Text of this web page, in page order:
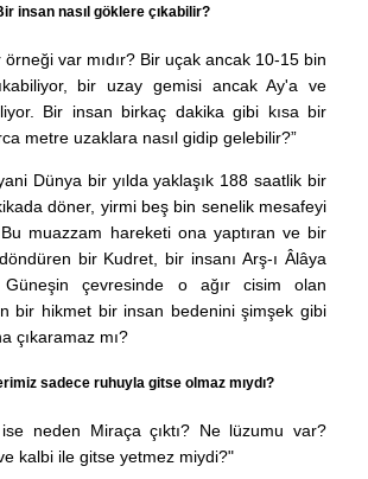
insan nasıl göklere çıkabilir?
örneği var mıdır? Bir uçak ancak 10-15 bin
bir uzay gemisi ancak Ay'a ve
Bir insan birkaç dakika gibi kısa bir
metre uzaklara nasıl gidip gelebilir?”
Dünya bir yılda yaklaşık 188 saatlik bir
döner, yirmi beş bin senelik mesafeyi
muazzam hareketi ona yaptıran ve bir
bir Kudret, bir insanı Arş-ı Âlâya
çevresinde o ağır cisim olan
bir hikmet bir insan bedenini şimşek gibi
çıkaramaz mı?
sadece ruhuyla gitse olmaz mıydı?
neden Miraça çıktı? Ne lüzumu var?
kalbi ile gitse yetmez miydi?"